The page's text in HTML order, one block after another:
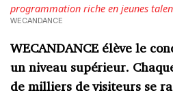
WECANDANCE
WECANDANCE élève le
un niveau supérieur.
de milliers de visiteurs se